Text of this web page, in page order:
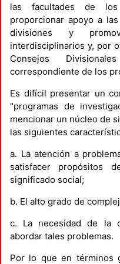
las facultades de
proporcionar apoyo a
divisiones y
interdisciplinarios y, por
Consejos
correspondiente de los
Es difícil presentar un
"programas de
mencionar un núcleo de
las siguientes
a. La atención a
satisfacer propósitos
significado social;
b. El alto grado de
c. La necesidad de la
abordar tales problemas.
Por lo que en términos